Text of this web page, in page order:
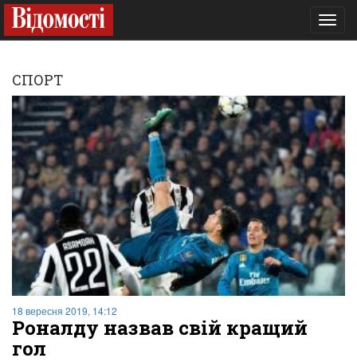
СПОРТ
18 вересня 2019, 14:12
Роналду назвав свій кращий
гол